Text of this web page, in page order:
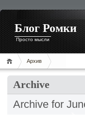
Блог Ромки
Просто мысли
Архив
Archive
Archive for